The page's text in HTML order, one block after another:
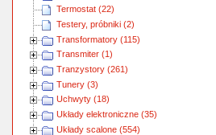
Termostat (22)
Testery, próbniki (2)
Transformatory (115)
Transmiter (1)
Tranzystory (261)
Tunery (3)
Uchwyty (18)
Układy elektroniczne (35)
Układy scalone (554)